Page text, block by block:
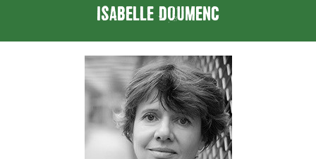
ISABELLE DOUMENC